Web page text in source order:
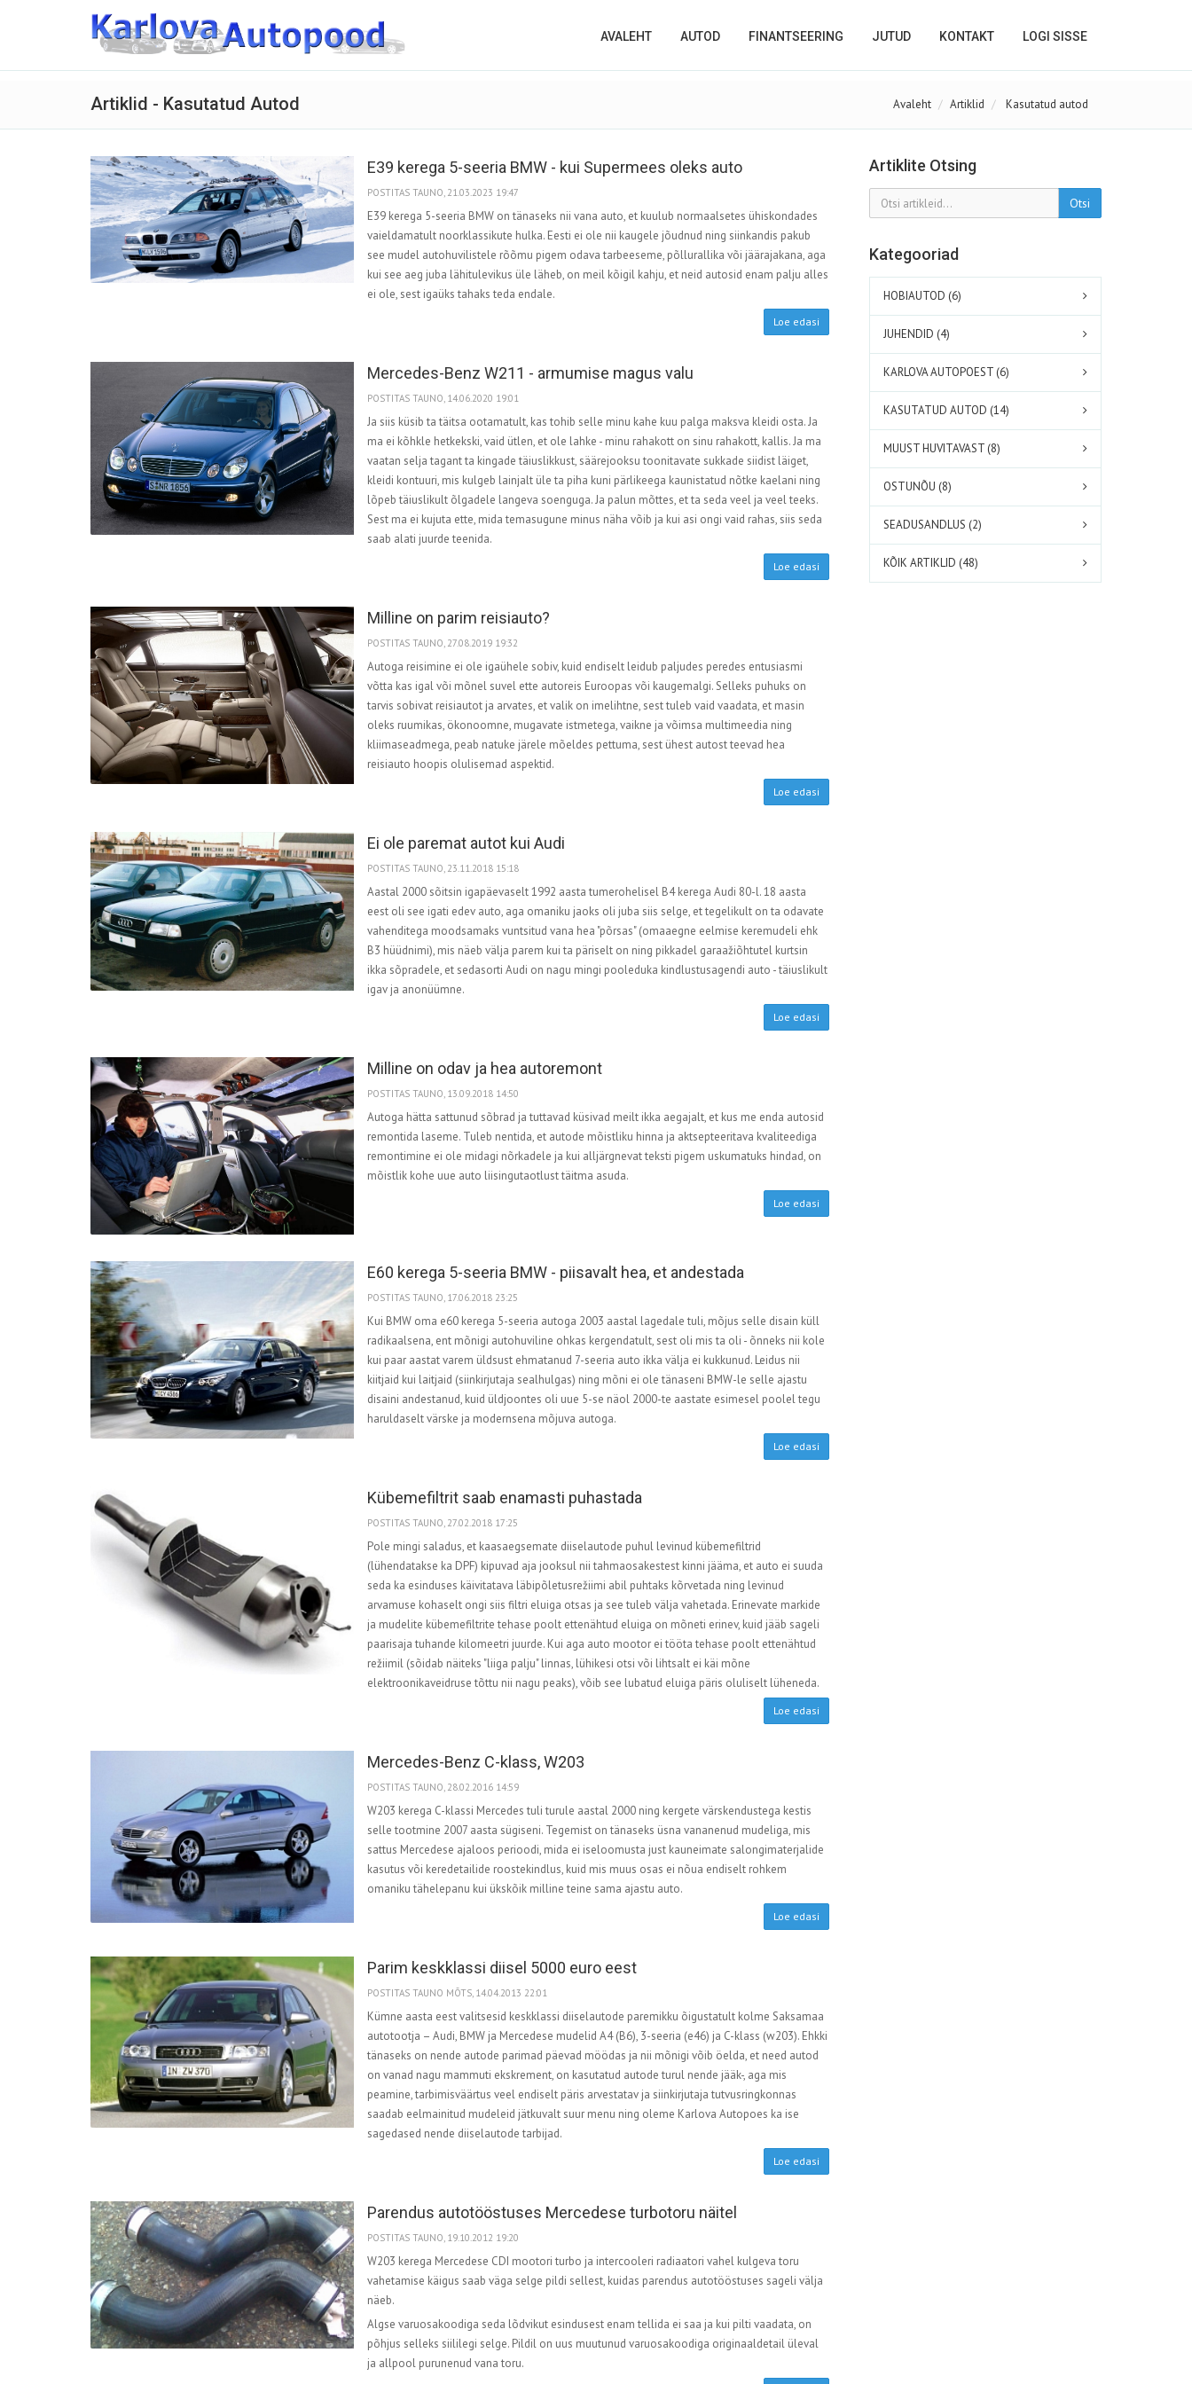
AVALEHT AUTOD FINANTSEERING JUTUD KONTAKT LOGI SISSE
Artiklid - Kasutatud Autod Avaleht Artiklid Kasutatud autod
E39 kerega 5-seeria BMW - kui Supermees oleks auto
POSTITAS TAUNO, 21.03.2023 19:47
E39 kerega 5-seeria BMW on tänaseks nii vana auto, et kuulub normaalsetes ühiskondades
vaieldamatult noorklassikute hulka. Eesti ei ole nii kaugele jõudnud ning siinkandis pakub
see mudel autohuvilistele rõõmu pigem odava tarbeeseme, põllurallika või jäärajakana, aga
kui see aeg juba lähitulevikus üle läheb, on meil kõigil kahju, et neid autosid enam palju alles
ei ole, sest igaüks tahaks teda endale.
Loe edasi
Mercedes-Benz W211 - armumise magus valu
POSTITAS TAUNO, 14.06.2020 19:01
Ja siis küsib ta täitsa ootamatult, kas tohib selle minu kahe kuu palga maksva kleidi osta. Ja
ma ei kõhkle hetkekski, vaid ütlen, et ole lahke - minu rahakott on sinu rahakott, kallis. Ja ma
vaatan selja tagant ta kingade täiuslikkust, säärejooksu toonitavate sukkade siidist läiget,
kleidi kontuuri, mis kulgeb lainjalt üle ta piha kuni pärlikeega kaunistatud nõtke kaelani ning
lõpeb täiuslikult õlgadele langeva soenguga. Ja palun mõttes, et ta seda veel ja veel teeks.
Sest ma ei kujuta ette, mida temasugune minus näha võib ja kui asi ongi vaid rahas, siis seda
saab alati juurde teenida.
Loe edasi
Milline on parim reisiauto?
POSTITAS TAUNO, 27.08.2019 19:32
Autoga reisimine ei ole igaühele sobiv, kuid endiselt leidub paljudes peredes entusiasmi
võtta kas igal või mõnel suvel ette autoreis Euroopas või kaugemalgi. Selleks puhuks on
tarvis sobivat reisiautot ja arvates, et valik on imelihtne, sest tuleb vaid vaadata, et masin
oleks ruumikas, ökonoomne, mugavate istmetega, vaikne ja võimsa multimeedia ning
kliimaseadmega, peab natuke järele mõeldes pettuma, sest ühest autost teevad hea
reisiauto hoopis olulisemad aspektid.
Loe edasi
Ei ole paremat autot kui Audi
POSTITAS TAUNO, 23.11.2018 15:18
Aastal 2000 sõitsin igapäevaselt 1992 aasta tumerohelisel B4 kerega Audi 80-l. 18 aasta
eest oli see igati edev auto, aga omaniku jaoks oli juba siis selge, et tegelikult on ta odavate
vahenditega moodsamaks vuntsitud vana hea "põrsas" (omaaegne eelmise keremudeli ehk
B3 hüüdnimi), mis näeb välja parem kui ta päriselt on ning pikkadel garaažiõhtutel kurtsin
ikka sõpradele, et sedasorti Audi on nagu mingi pooleduka kindlustusagendi auto - täiuslikult
igav ja anonüümne.
Loe edasi
Milline on odav ja hea autoremont
POSTITAS TAUNO, 13.09.2018 14:50
Autoga hätta sattunud sõbrad ja tuttavad küsivad meilt ikka aegajalt, et kus me enda autosid
remontida laseme. Tuleb nentida, et autode mõistliku hinna ja aktsepteeritava kvaliteediga
remontimine ei ole midagi nõrkadele ja kui alljärgnevat teksti pigem uskumatuks hindad, on
mõistlik kohe uue auto liisingutaotlust täitma asuda.
Loe edasi
E60 kerega 5-seeria BMW - piisavalt hea, et andestada
POSTITAS TAUNO, 17.06.2018 23:25
Kui BMW oma e60 kerega 5-seeria autoga 2003 aastal lagedale tuli, mõjus selle disain küll
radikaalsena, ent mõnigi autohuviline ohkas kergendatult, sest oli mis ta oli - õnneks nii kole
kui paar aastat varem üldsust ehmatanud 7-seeria auto ikka välja ei kukkunud. Leidus nii
kiitjaid kui laitjaid (siinkirjutaja sealhulgas) ning mõni ei ole tänaseni BMW-le selle ajastu
disaini andestanud, kuid üldjoontes oli uue 5-se näol 2000-te aastate esimesel poolel tegu
haruldaselt värske ja modernsena mõjuva autoga.
Loe edasi
Kübemefiltrit saab enamasti puhastada
POSTITAS TAUNO, 27.02.2018 17:25
Pole mingi saladus, et kaasaegsemate diiselautode puhul levinud kübemefiltrid
(lühendatakse ka DPF) kipuvad aja jooksul nii tahmaosakestest kinni jääma, et auto ei suuda
seda ka esinduses käivitatava läbipõletusrežiimi abil puhtaks kõrvetada ning levinud
arvamuse kohaselt ongi siis filtri eluiga otsas ja see tuleb välja vahetada. Erinevate markide
ja mudelite kübemefiltrite tehase poolt ettenähtud eluiga on mõneti erinev, kuid jääb sageli
paarisaja tuhande kilomeetri juurde. Kui aga auto mootor ei tööta tehase poolt ettenähtud
režiimil (sõidab näiteks "liiga palju" linnas, lühikesi otsi või lihtsalt ei käi mõne
elektroonikaveidruse tõttu nii nagu peaks), võib see lubatud eluiga päris oluliselt lüheneda.
Loe edasi
Mercedes-Benz C-klass, W203
POSTITAS TAUNO, 28.02.2016 14:59
W203 kerega C-klassi Mercedes tuli turule aastal 2000 ning kergete värskendustega kestis
selle tootmine 2007 aasta sügiseni. Tegemist on tänaseks üsna vananenud mudeliga, mis
sattus Mercedese ajaloos perioodi, mida ei iseloomusta just kauneimate salongimaterjalide
kasutus või keredetailide roostekindlus, kuid mis muus osas ei nõua endiselt rohkem
omaniku tähelepanu kui ükskõik milline teine sama ajastu auto.
Loe edasi
Parim keskklassi diisel 5000 euro eest
POSTITAS TAUNO MÕTS, 14.04.2013 22:01
Kümne aasta eest valitsesid keskklassi diiselautode paremikku õigustatult kolme Saksamaa
autotootja – Audi, BMW ja Mercedese mudelid A4 (B6), 3-seeria (e46) ja C-klass (w203). Ehkki
tänaseks on nende autode parimad päevad möödas ja nii mõnigi võib öelda, et need autod
on vanad nagu mammuti ekskrement, on kasutatud autode turul nende jääk-, aga mis
peamine, tarbimisväärtus veel endiselt päris arvestatav ja siinkirjutaja tutvusringkonnas
saadab eelmainitud mudeleid jätkuvalt suur menu ning oleme Karlova Autopoes ka ise
sagedased nende diiselautode tarbijad.
Loe edasi
Parendus autotööstuses Mercedese turbotoru näitel
POSTITAS TAUNO, 19.10.2012 19:20
W203 kerega Mercedese CDI mootori turbo ja intercooleri radiaatori vahel kulgeva toru
vahetamise käigus saab väga selge pildi sellest, kuidas parendus autotööstuses sageli välja
näeb.
Algse varuosakoodiga seda lõdvikut esindusest enam tellida ei saa ja kui pilti vaadata, on
põhjus selleks siililegi selge. Pildil on uus muutunud varuosakoodiga originaaldetail üleval
ja allpool purunenud vana toru.
Artiklite Otsing
Otsi
Kategooriad
HOBIAUTOD (6)
JUHENDID (4)
KARLOVA AUTOPOEST (6)
KASUTATUD AUTOD (14)
MUUST HUVITAVAST (8)
OSTUNÕU (8)
SEADUSANDLUS (2)
KÕIK ARTIKLID (48)